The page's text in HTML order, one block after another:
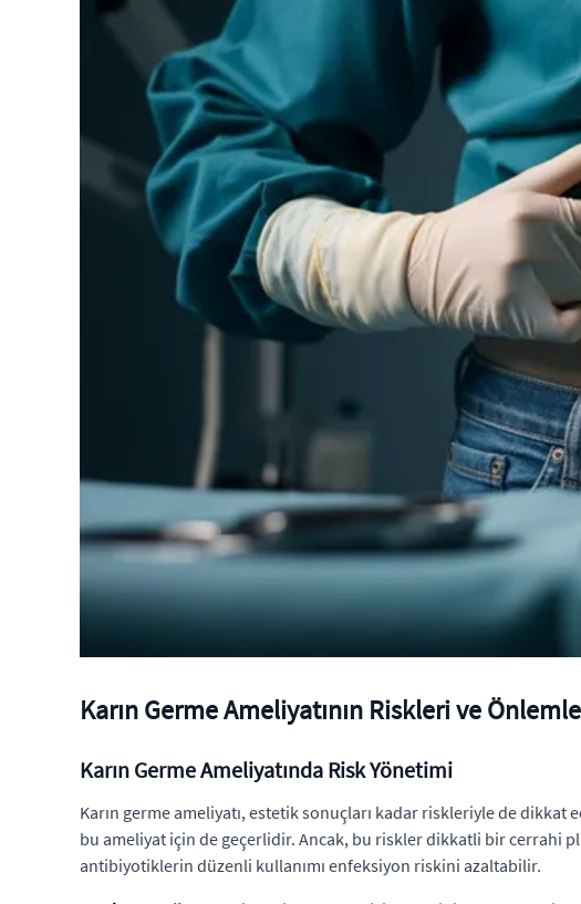
Karın Germe Ameliyatının Riskleri ve
Karın Germe Ameliyatında Risk Yönetimi
Karın germe ameliyatı, estetik sonuçları kadar riskleriyle de
bu ameliyat için de geçerlidir. Ancak, bu riskler dikkatli bir cerrahi
antibiyotiklerin düzenli kullanımı enfeksiyon riskini azaltabilir.